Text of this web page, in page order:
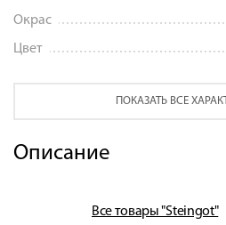
Окрас
Цвет
ПОКАЗАТЬ ВСЕ
Описание
Все товары "Steingot"